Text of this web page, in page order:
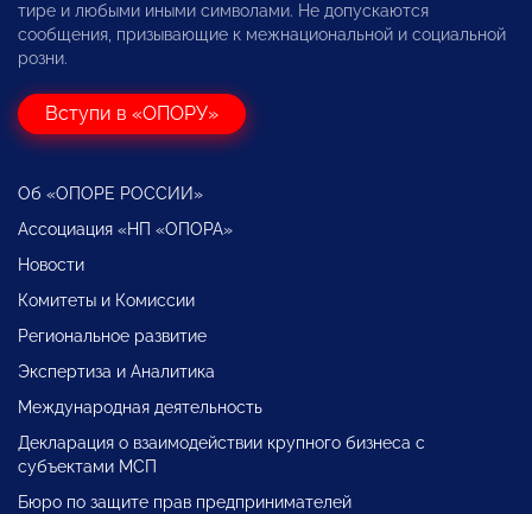
тире и любыми иными символами. Не допускаются
сообщения, призывающие к межнациональной и социальной
розни.
Вступи в «ОПОРУ»
Об «ОПОРЕ РОССИИ»
Ассоциация «НП «ОПОРА»
Новости
Комитеты и Комиссии
Региональное развитие
Экспертиза и Аналитика
Международная деятельность
Декларация о взаимодействии крупного бизнеса с
субъектами МСП
Бюро по защите прав предпринимателей